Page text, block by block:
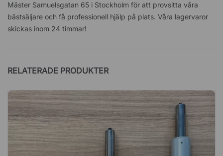
Mäster Samuelsgatan 65 i Stockholm för att provsitta våra
bästsäljare och få professionell hjälp på plats. Våra lagervaror
skickas inom 24 timmar!
RELATERADE PRODUKTER